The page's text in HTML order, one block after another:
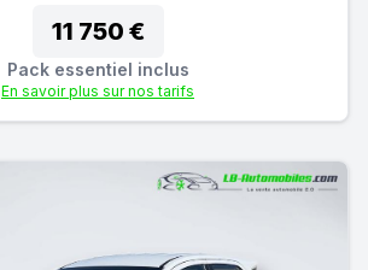
11 750 €
Pack essentiel inclus
En savoir plus sur nos tarifs